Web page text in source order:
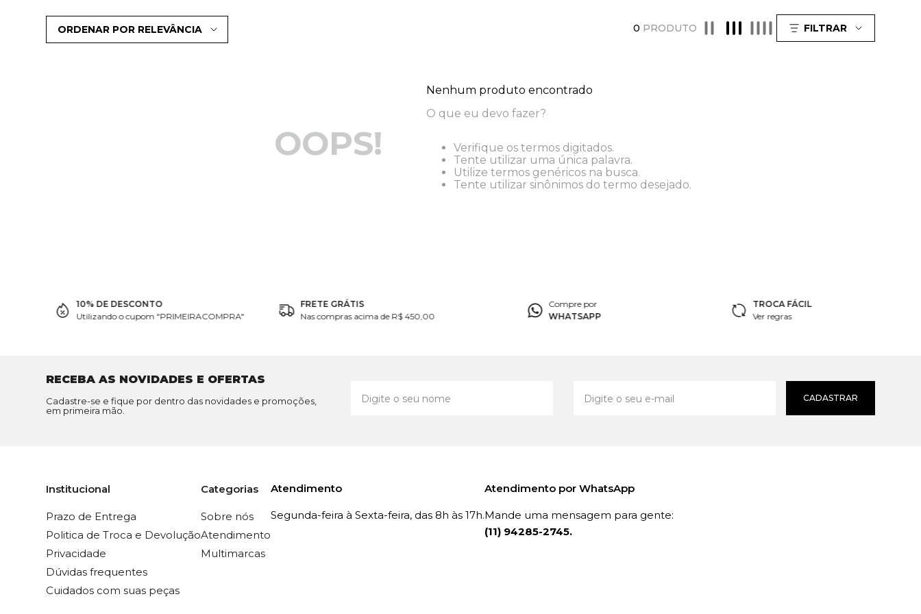
ORDENAR POR RELEVÂNCIA 0 PRODUTO FILTRAR
OOPS!
Nenhum produto encontrado
O que eu devo fazer?
Verifique os termos digitados.
Tente utilizar uma única palavra.
Utilize termos genéricos na busca.
Tente utilizar sinônimos do termo desejado.
10% DE DESCONTO
Utilizando o cupom "PRIMEIRACOMPRA"
FRETE GRÁTIS
Nas compras acima de R$ 450,00
Compre por
WHATSAPP
TROCA FÁCIL
Ver regras
RECEBA AS NOVIDADES E OFERTAS
Cadastre-se e fique por dentro das novidades e promoções,
em primeira mão.
CADASTRAR
Institucional
Prazo de Entrega
Politica de Troca e Devolução
Privacidade
Dúvidas frequentes
Cuidados com suas peças
Categorias
Sobre nós
Atendimento
Multimarcas
Atendimento
Segunda-feira à Sexta-feira, das 8h às 17h.
Atendimento por WhatsApp
Mande uma mensagem para gente:
(11) 94285-2745.